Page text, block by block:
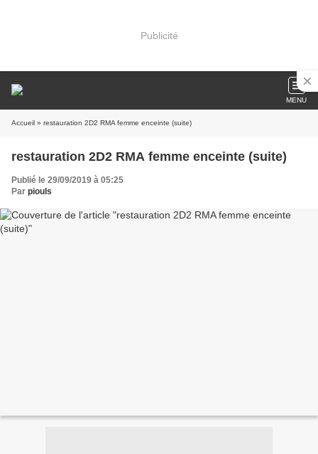
Publicité
MENU
Accueil » restauration 2D2 RMA femme enceinte (suite)
restauration 2D2 RMA femme enceinte (suite)
Publié le 29/09/2019 à 05:25
Par piouls